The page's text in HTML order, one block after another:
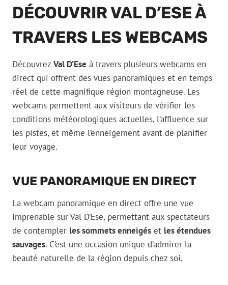
DÉCOUVRIR VAL D’ESE À
TRAVERS LES WEBCAMS
Découvrez Val D’Ese à travers plusieurs webcams en
direct qui offrent des vues panoramiques et en temps
réel de cette magnifique région montagneuse. Les
webcams permettent aux visiteurs de vérifier les
conditions météorologiques actuelles, l’affluence sur
les pistes, et même l’enneigement avant de planifier
leur voyage.
VUE PANORAMIQUE EN DIRECT
La webcam panoramique en direct offre une vue
imprenable sur Val D’Ese, permettant aux spectateurs
de contempler les sommets enneigés et les étendues
sauvages. C’est une occasion unique d’admirer la
beauté naturelle de la région depuis chez soi.